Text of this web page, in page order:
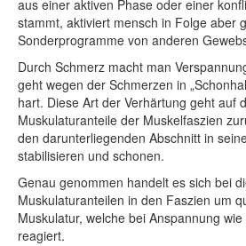
aus einer aktiven Phase oder einer
stammt, aktiviert mensch in Folge aber
Sonderprogramme von anderen
Durch Schmerz macht man
geht wegen der Schmerzen in
hart. Diese Art der Verhärtung geht auf
Muskulaturanteile der Muskelfaszien
den darunterliegenden Abschnitt in
stabilisieren und schonen.
Genau genommen handelt es sich bei
Muskulaturanteilen in den Faszien um
Muskulatur, welche bei Anspannung
reagiert.